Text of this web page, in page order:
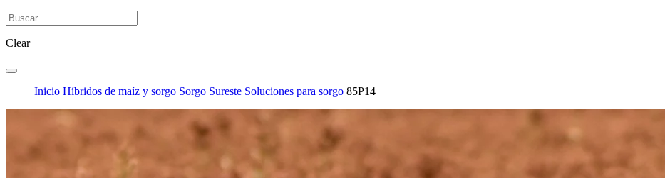
Clear
Inicio Híbridos de maíz y sorgo Sorgo Sureste Soluciones para sorgo 85P14